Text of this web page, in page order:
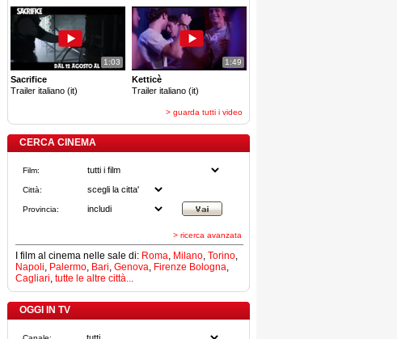
1:03
Sacrifice
Trailer italiano (it)
1:49
Ketticè
Trailer italiano (it)
> guarda tutti i video
CERCA CINEMA
Film:
Città:
Provincia:
> ricerca avanzata
I film al cinema nelle sale di: Roma, Milano, Torino,
Napoli, Palermo, Bari, Genova, Firenze Bologna,
Cagliari, tutte le altre città...
OGGI IN TV